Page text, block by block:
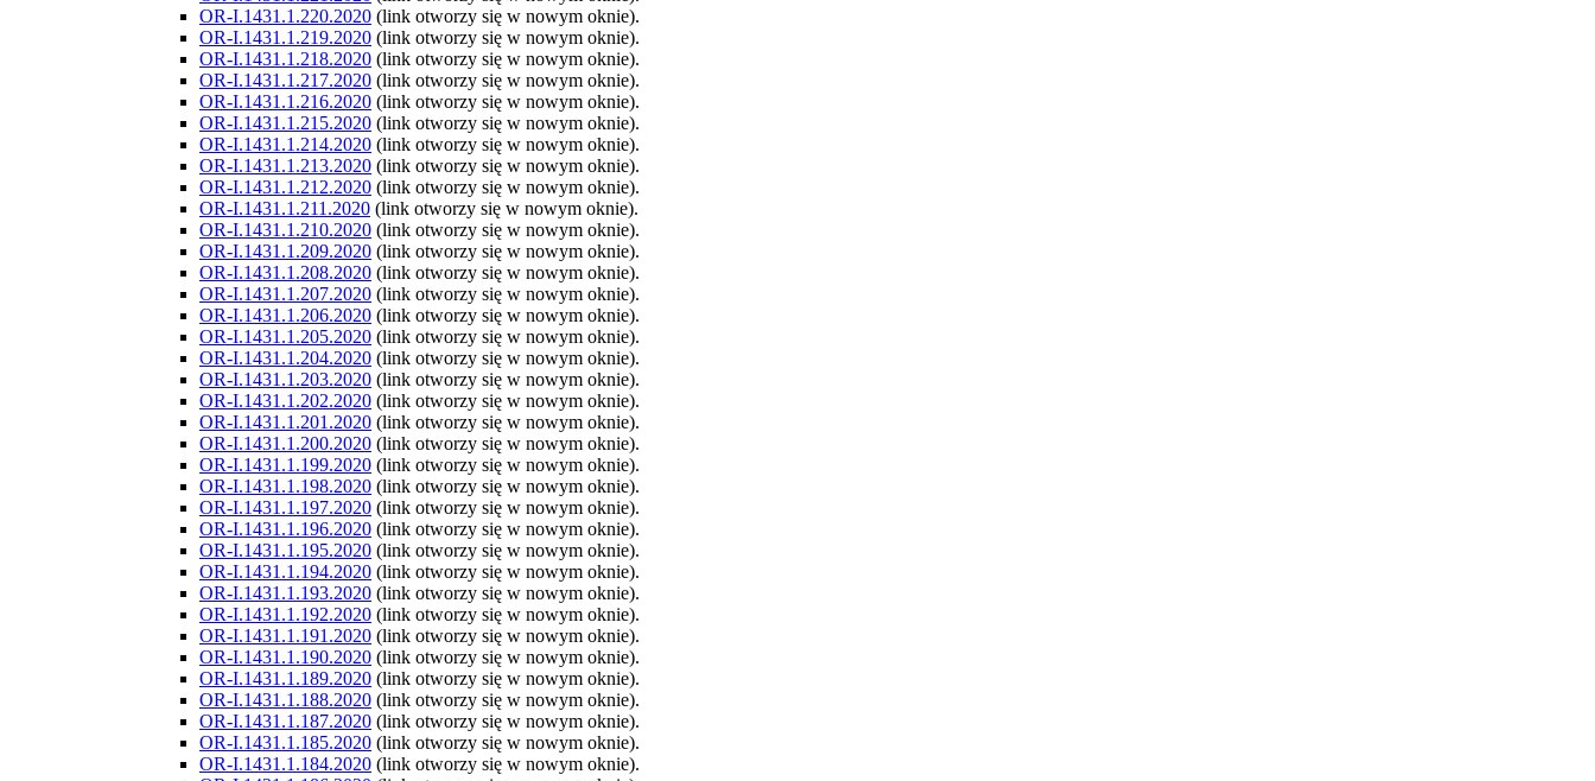
OR-I.1431.1.220.2020 (link otworzy się w nowym oknie).
OR-I.1431.1.219.2020 (link otworzy się w nowym oknie).
OR-I.1431.1.218.2020 (link otworzy się w nowym oknie).
OR-I.1431.1.217.2020 (link otworzy się w nowym oknie).
OR-I.1431.1.216.2020 (link otworzy się w nowym oknie).
OR-I.1431.1.215.2020 (link otworzy się w nowym oknie).
OR-I.1431.1.214.2020 (link otworzy się w nowym oknie).
OR-I.1431.1.213.2020 (link otworzy się w nowym oknie).
OR-I.1431.1.212.2020 (link otworzy się w nowym oknie).
OR-I.1431.1.211.2020 (link otworzy się w nowym oknie).
OR-I.1431.1.210.2020 (link otworzy się w nowym oknie).
OR-I.1431.1.209.2020 (link otworzy się w nowym oknie).
OR-I.1431.1.208.2020 (link otworzy się w nowym oknie).
OR-I.1431.1.207.2020 (link otworzy się w nowym oknie).
OR-I.1431.1.206.2020 (link otworzy się w nowym oknie).
OR-I.1431.1.205.2020 (link otworzy się w nowym oknie).
OR-I.1431.1.204.2020 (link otworzy się w nowym oknie).
OR-I.1431.1.203.2020 (link otworzy się w nowym oknie).
OR-I.1431.1.202.2020 (link otworzy się w nowym oknie).
OR-I.1431.1.201.2020 (link otworzy się w nowym oknie).
OR-I.1431.1.200.2020 (link otworzy się w nowym oknie).
OR-I.1431.1.199.2020 (link otworzy się w nowym oknie).
OR-I.1431.1.198.2020 (link otworzy się w nowym oknie).
OR-I.1431.1.197.2020 (link otworzy się w nowym oknie).
OR-I.1431.1.196.2020 (link otworzy się w nowym oknie).
OR-I.1431.1.195.2020 (link otworzy się w nowym oknie).
OR-I.1431.1.194.2020 (link otworzy się w nowym oknie).
OR-I.1431.1.193.2020 (link otworzy się w nowym oknie).
OR-I.1431.1.192.2020 (link otworzy się w nowym oknie).
OR-I.1431.1.191.2020 (link otworzy się w nowym oknie).
OR-I.1431.1.190.2020 (link otworzy się w nowym oknie).
OR-I.1431.1.189.2020 (link otworzy się w nowym oknie).
OR-I.1431.1.188.2020 (link otworzy się w nowym oknie).
OR-I.1431.1.187.2020 (link otworzy się w nowym oknie).
OR-I.1431.1.185.2020 (link otworzy się w nowym oknie).
OR-I.1431.1.184.2020 (link otworzy się w nowym oknie).